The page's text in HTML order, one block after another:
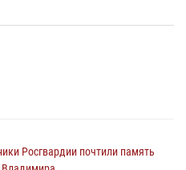
Росгвардии почтили память